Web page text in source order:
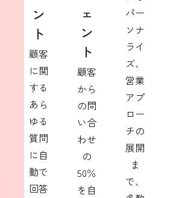
ン
ト
顧客
に関
する
あら
ゆる
質問
に自
動で
回答
ェ
ン
ト
顧客
から
の問
い合
わせ
の
50％
を自
パー
ソナ
ライ
ズ、
営業
アプ
ロー
チの
展開
ま
で、